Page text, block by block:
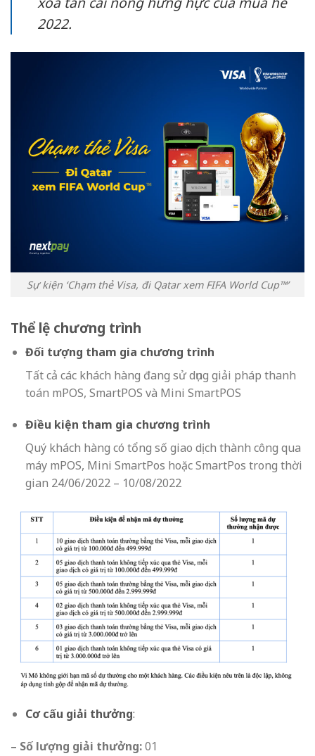
2022.
Sự kiện ‘Chạm thẻ Visa, đi Qatar xem FIFA World Cup™’
Thể lệ chương trình
Đối tượng tham gia chương trình
Tất cả các khách hàng đang sử dụng giải pháp thanh
toán mPOS, SmartPOS và Mini SmartPOS
Điều kiện tham gia chương trình
Quý khách hàng có tổng số giao dịch thành công qua
máy mPOS, Mini SmartPos hoặc SmartPos trong thời
gian 24/06/2022 – 10/08/2022
Cơ cấu giải thưởng:
– Số lượng giải thưởng:01